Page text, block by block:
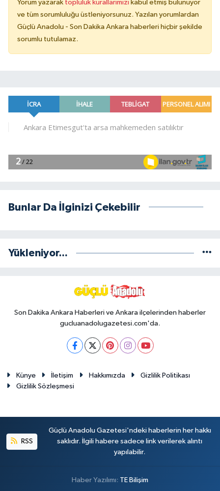
Yorum yazarak topluluk kurallarımızı kabul etmiş bulunuyor
ve tüm sorumluluğu üstleniyorsunuz. Yazılan yorumlardan
Güçlü Anadolu - Son Dakika Ankara haberleri hiçbir şekilde
sorumlu tutulamaz.
Bunlar Da İlginizi Çekebilir
Yükleniyor...
Son Dakika Ankara Haberleri ve Ankara ilçelerinden haberler
gucluanadolugazetesi.com'da.
Künye İletişim Hakkımızda
Gizlilik Politikası
Gizlilik Sözleşmesi
RSS
Güçlü Anadolu Gazetesi'ndeki haberlerin her hakkı
saklıdır. İlgili habere sadece link verilerek alıntı
yapılabilir.
Haber Yazılımı: TE Bilişim